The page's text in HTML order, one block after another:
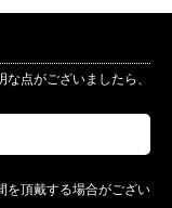
点がございましたら、
を頂戴する場合がござい